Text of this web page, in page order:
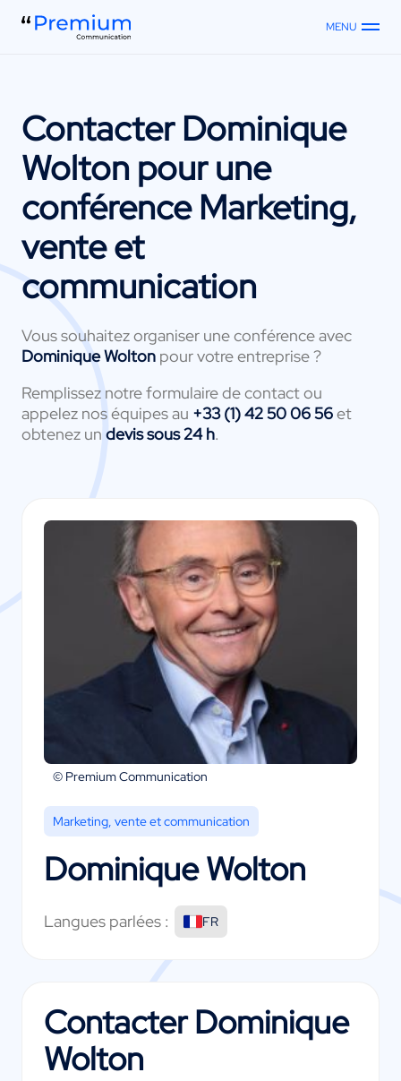
MENU
ContacterDominique
Woltonpour une
conférence Marketing,
vente et
communication
Vous souhaitez organiser une conférence avec
Dominique Wolton pour votre entreprise ?
Remplissez notre formulaire de contact ou
appelez nos équipes au +33 (1) 42 50 06 56et
obtenez un devis sous 24 h.
© Premium Communication
Marketing, vente et communication
Dominique Wolton
Langues parlées : FR
ContacterDominique
Wolton